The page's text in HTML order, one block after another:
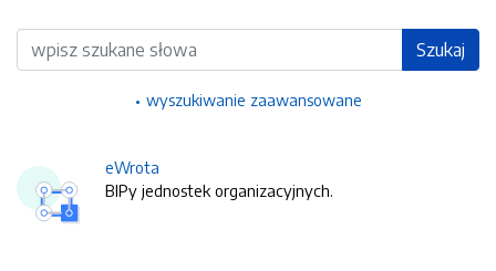
Wyszukiwarka Szukaj
wyszukiwanie zaawansowane
eWrota
BIPy jednostek organizacyjnych.